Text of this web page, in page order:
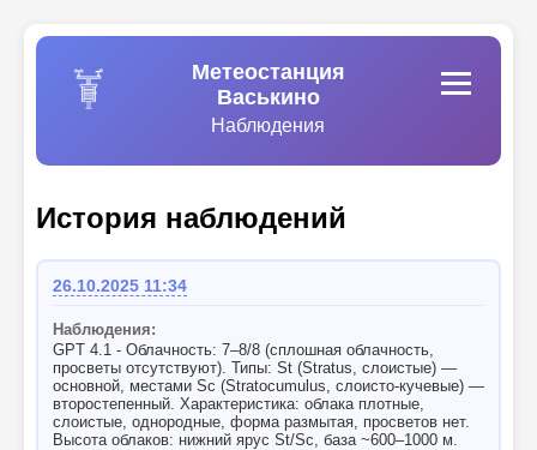
Метеостанция
Васькино
Наблюдения
История наблюдений
26.10.2025 11:34
Наблюдения:
GPT 4.1 - Облачность: 7–8/8 (сплошная облачность,
просветы отсутствуют). Типы: St (Stratus, слоистые) —
основной, местами Sc (Stratocumulus, слоисто-кучевые) —
второстепенный. Характеристика: облака плотные,
слоистые, однородные, форма размытая, просветов нет.
Высота облаков: нижний ярус St/Sc, база ~600–1000 м.